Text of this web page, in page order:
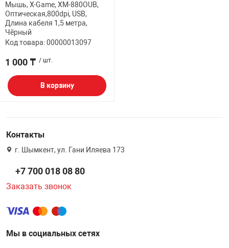
Мышь, X-Game, XM-880OUB,
Оптическая,800dpi, USB,
Длина кабеля 1,5 метра,
Чёрный
Код товара: 00000013097
1 000 ₸ / шт.
В корзину
Контакты
г. Шымкент, ул. Гани Иляева 173
+7 700 018 08 80
Заказать звонок
Мы в социальных сетях